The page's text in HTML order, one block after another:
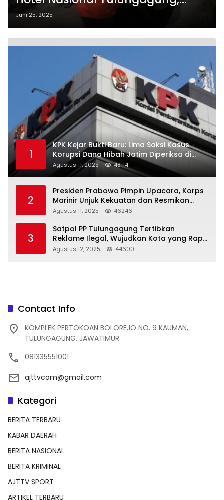
Korban Meninggal Setelah Minum
Kopi
Juni 25, 2025
1
KPK Kejar Bukti Baru: Lima Saksi Kasus
Korupsi Dana Hibah Jatim Diperiksa di
Trenggalek
Agustus 11, 2025 48114
2
Presiden Prabowo Pimpin Upacara, Korps
Marinir Unjuk Kekuatan dan Resmikan
Struktur Baru
Agustus 11, 2025 46246
3
Satpol PP Tulungagung Tertibkan
Reklame Ilegal, Wujudkan Kota yang Rapi
dan Indah
Agustus 12, 2025 44600
Contact Info
KOMPLEK PERTOKOAN BOLOREJO NO. 9 KAUMAN,
TULUNGAGUNG, JAWATIMUR
081335551001
ajttvcom@gmail.com
Kategori
BERITA TERBARU
KABAR DAERAH
BERITA NASIONAL
BERITA KRIMINAL
AJTTV SPORT
ARTIKEL TERBARU